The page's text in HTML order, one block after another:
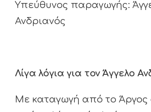
Υπεύθυνος παραγωγής:
Ανδριανός
Λίγα λόγια για τον Άγγελο
Με καταγωγή από το Άργος